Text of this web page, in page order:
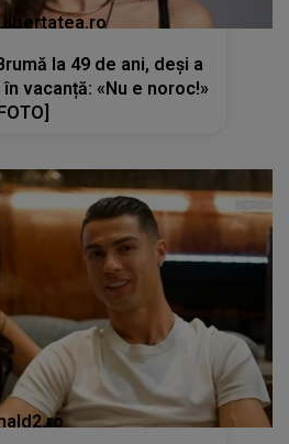
la 49 de ani, deși a
vacanță: «Nu e noroc!»